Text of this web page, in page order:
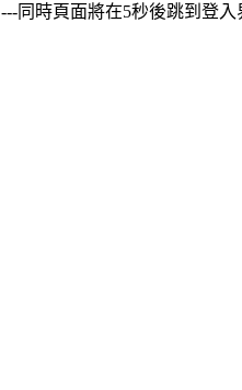
---同時頁面將在5秒後跳到登入